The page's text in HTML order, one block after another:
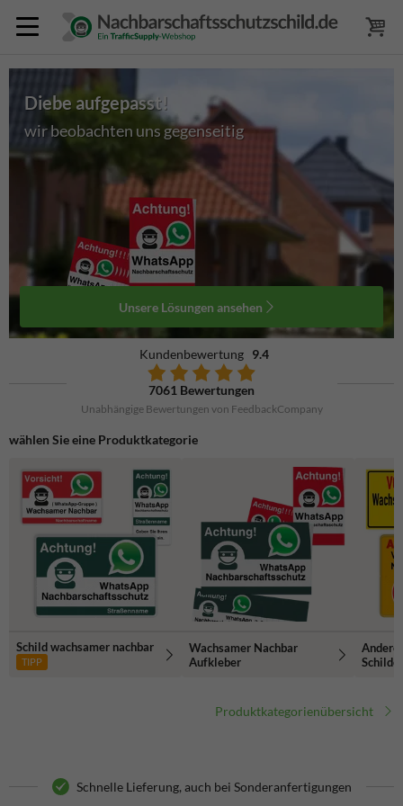
wir beobachten uns gegenseitig
Diebe aufgepasst!
Unsere Lösungen ansehen
Kundenbewertung 9.4
7061 Bewertungen
Unabhängige Bewertungen von FeedbackCompany
wählen Sie eine Produktkategorie
Schild wachsamer nachbar
TIPP
Wachsamer Nachbar
Aufkleber
Andere
Schilder
Produktkategorienübersicht
Schnelle Lieferung, auch bei Sonderanfertigungen